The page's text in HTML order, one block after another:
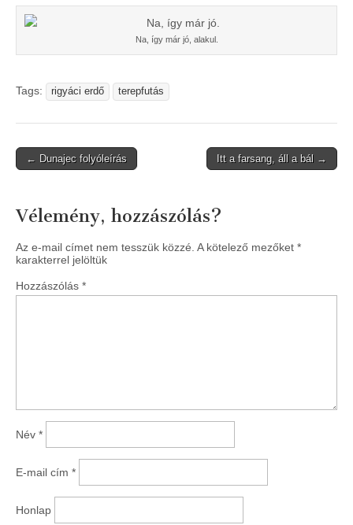
Na, így már jó, alakul.
Tags: rigyáci erdő terepfutás
Post
← Dunajec folyóleírás Itt a farsang, áll a bál →
Vélemény, hozzászólás?
Az e-mail címet nem tesszük közzé. A kötelező mezőket *
karakterrel jelöltük
Hozzászólás *
Név *
E-mail cím *
Honlap